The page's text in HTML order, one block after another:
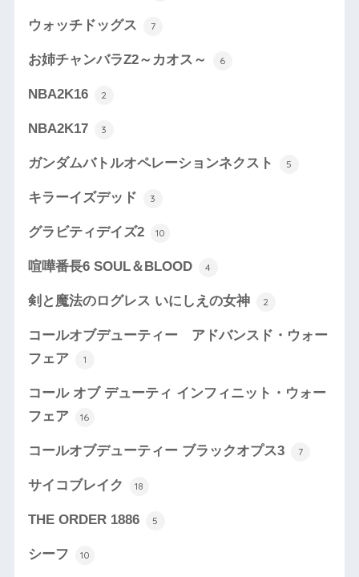
ウォッチドッグス 7
お姉チャンバラZ2～カオス～ 6
NBA2K16 2
NBA2K17 3
ガンダムバトルオペレーションネクスト 5
キラーイズデッド 3
グラビティデイズ2 10
喧嘩番長6 SOUL＆BLOOD 4
剣と魔法のログレス いにしえの女神 2
コールオブデューティー アドバンスド・ウォー
フェア
1
コール オブ デューティ インフィニット・ウォー
フェア
16
コールオブデューティー ブラックオプス3 7
サイコブレイク 18
THE ORDER 1886 5
シーフ 10